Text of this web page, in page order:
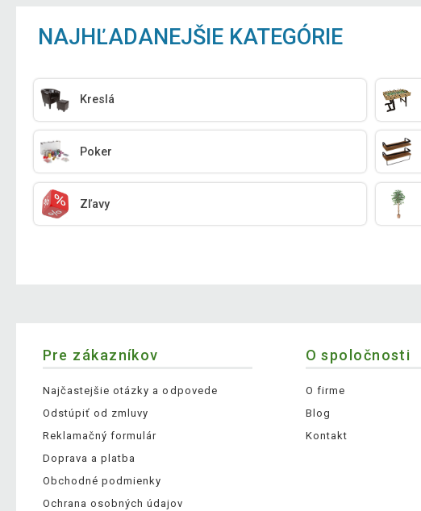
NAJHĽADANEJŠIE KATEGÓRIE
Kreslá
Poker
Zľavy
Pre zákazníkov
Najčastejšie otázky a odpovede
Odstúpiť od zmluvy
Reklamačný formulár
Doprava a platba
Obchodné podmienky
Ochrana osobných údajov
O spoločnosti
O firme
Blog
Kontakt